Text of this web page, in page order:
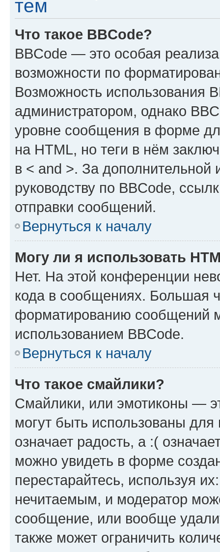
тем
Что такое BBCode?
BBCode — это особая
возможности по
Возможность использования
администратором, однако
уровне сообщения в форме
на HTML, но теги в нём
в < and >. За
руководству по BBCode,
отправки сообщений.
Вернуться к началу
Могу ли я использовать
Нет. На этой конференции
кода в сообщениях. Большая
форматированию сообщений
использованием BBCode.
Вернуться к началу
Что такое смайлики?
Смайлики, или эмотиконы —
могут быть использованы
означает радость, а :(
можно увидеть в форме
перестарайтесь, используя
нечитаемым, и модератор
сообщение, или вообще
также может ограничить